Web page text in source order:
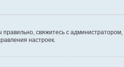
свяжитесь с
настроек.